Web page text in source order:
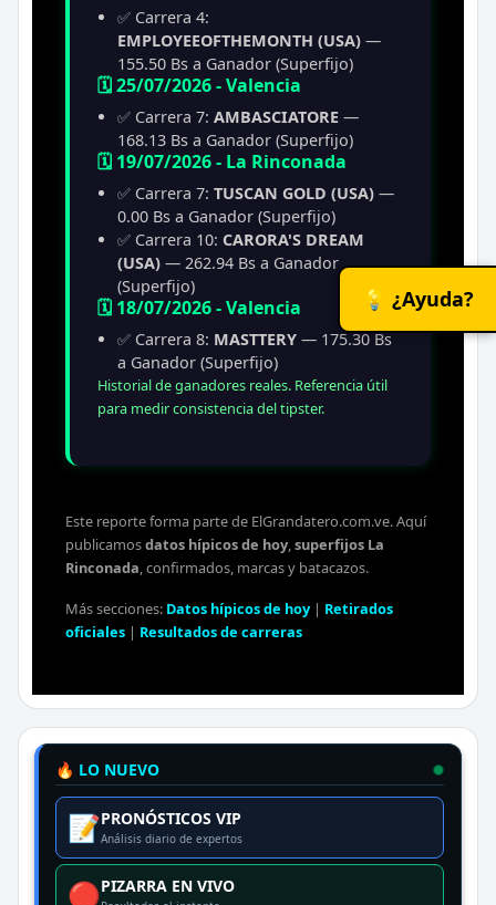
✅ Carrera 4:
EMPLOYEEOFTHEMONTH (USA) —
155.50 Bs a Ganador (Superfijo)
🗓️ 25/07/2026 - Valencia
✅ Carrera 7: AMBASCIATORE —
168.13 Bs a Ganador (Superfijo)
🗓️ 19/07/2026 - La Rinconada
✅ Carrera 7: TUSCAN GOLD (USA) —
0.00 Bs a Ganador (Superfijo)
✅ Carrera 10: CARORA'S DREAM
(USA) — 262.94 Bs a Ganador
(Superfijo)
🗓️ 18/07/2026 - Valencia
✅ Carrera 8: MASTTERY — 175.30 Bs
a Ganador (Superfijo)
Historial de ganadores reales. Referencia útil
para medir consistencia del tipster.
Este reporte forma parte de ElGrandatero.com.ve. Aquí
publicamosdatos hípicos de hoy,superfijos La
Rinconada, confirmados, marcas y batacazos.
Más secciones: Datos hípicos de hoy| Retirados
oficiales | Resultados de carreras
🔥 LO NUEVO
📝PRONÓSTICOS VIP
Análisis diario de expertos
🔴PIZARRA EN VIVO
💡 ¿Ayuda?